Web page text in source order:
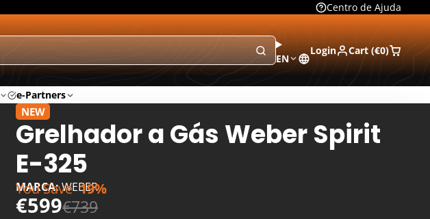
Centro de Ajuda
EN
Login Cart (€0)
e-Partners
NEW
Grelhador a Gás Weber Spirit
E-325
MARCA:WEBER
€599€739
You Save 19%